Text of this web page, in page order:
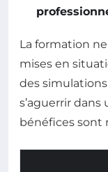
La formation
mises en
des
s’aguerrir
bénéfices sont